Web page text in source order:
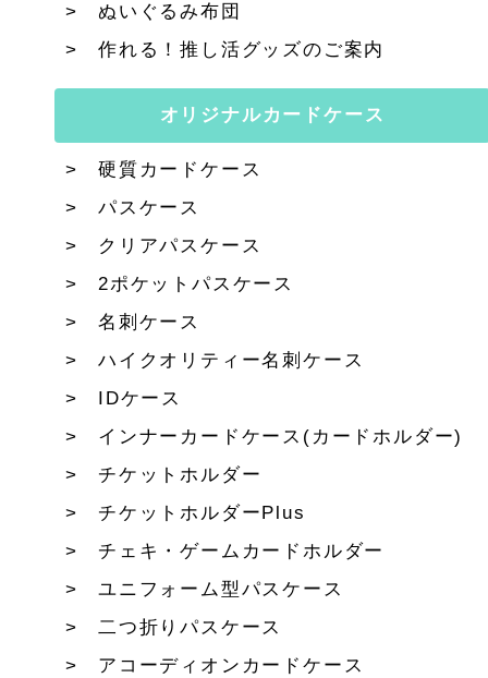
ぬいぐるみ布団
作れる！推し活グッズのご案内
オリジナルカードケース
硬質カードケース
パスケース
クリアパスケース
2ポケットパスケース
名刺ケース
ハイクオリティー名刺ケース
IDケース
インナーカードケース(カードホルダー)
チケットホルダー
チケットホルダーPlus
チェキ・ゲームカードホルダー
ユニフォーム型パスケース
二つ折りパスケース
アコーディオンカードケース